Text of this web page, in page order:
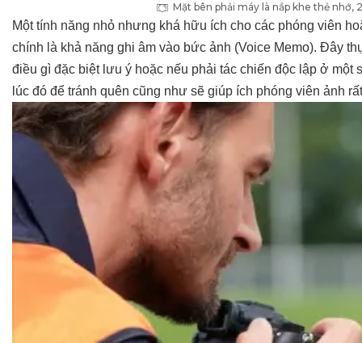
Mặt bên phải máy là nắp khe thẻ nhớ,
Một tính năng nhỏ nhưng khá hữu ích cho các phóng viên
chính là khả năng ghi âm vào bức ảnh (Voice Memo). Đây
điều gì đặc biệt lưu ý hoặc nếu phải tác chiến độc lập ở
lúc đó để tránh quên cũng như sẽ giúp ích phóng viên ảnh